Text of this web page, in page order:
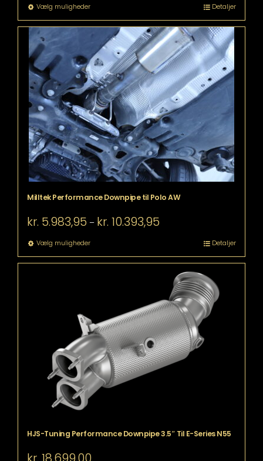
Vælg mulighederDette
vare
har
flere
varianter.
Mulighederne
kan
vælges
på
varesiden
Detaljer
Milltek Performance Downpipe til Polo AW
kr. 5.983,95 – kr. 10.393,95
Vælg mulighederDette
vare
har
vælges
på
varesiden
Detaljer
HJS-Tuning Performance Downpipe 3.5″ Til E-Series N55